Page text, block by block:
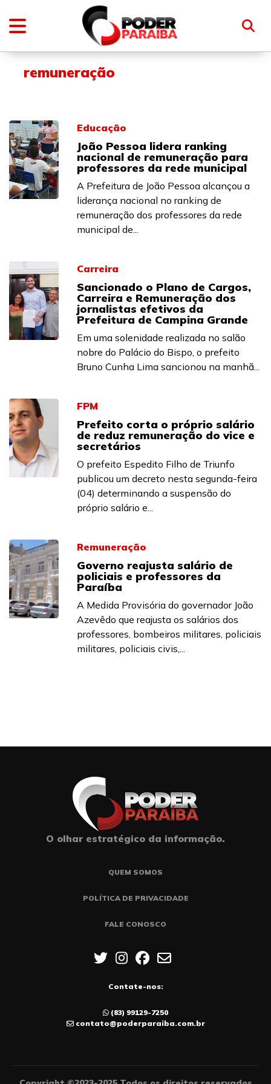
remuneração
Educação
João Pessoa lidera ranking
nacional de remuneração para
professores da rede municipal
A Prefeitura de João Pessoa alcançou a
liderança nacional no ranking de
remuneração dos professores da rede
municipal de...
Carreira
Sancionado o Plano de Cargos,
Carreira e Remuneração dos
jornalistas efetivos da
Prefeitura de Campina Grande
Em uma solenidade realizada no salão
nobre do Palácio do Bispo, o prefeito
Bruno Cunha Lima sancionou na manhã...
FPM
Prefeito corta o próprio salário
de reduz remuneração do vice e
secretários
O prefeito Espedito Filho de Triunfo
publicou um decreto nesta segunda-feira
(04) determinando a suspensão do
próprio salário e...
Remuneração
Governo reajusta salário de
policiais e professores da
Paraíba
A Medida Provisória do governador João
Azevêdo que reajusta os salários dos
professores, bombeiros militares, policiais
militares, policiais civis,...
O olhar estratégico da informação.
QUEM SOMOS
POLÍTICA DE PRIVACIDADE
FALE CONOSCO
Contate-nos:
(83) 99129-7250
contato@poderparaiba.com.br